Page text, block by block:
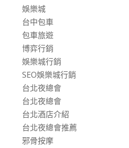
娛樂城
台中包車
包車旅遊
博弈行銷
娛樂城行銷
SEO娛樂城行銷
台北夜總會
台北夜總會
台北酒店介紹
台北夜總會推薦
邪骨按摩